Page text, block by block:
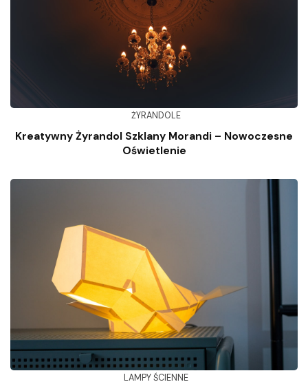
ŻYRANDOLE
Kreatywny Żyrandol Szklany Morandi – Nowoczesne
Oświetlenie
LAMPY ŚCIENNE